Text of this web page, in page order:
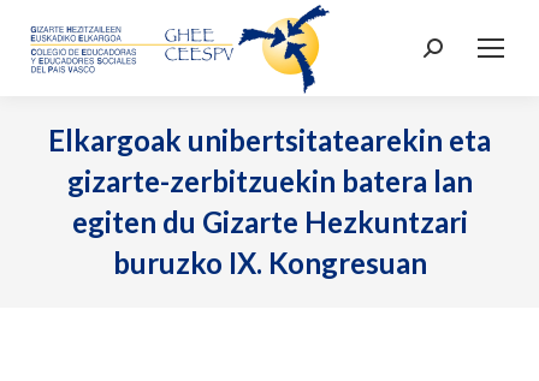
Search:
Elkargoak unibertsitatearekin eta
gizarte-zerbitzuekin batera lan
egiten du Gizarte Hezkuntzari
buruzko IX. Kongresuan